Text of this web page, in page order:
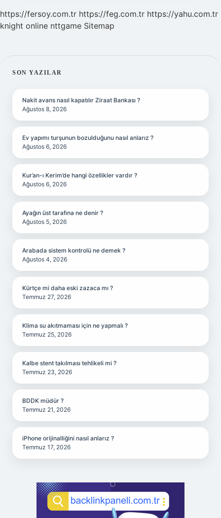
https://fersoy.com.tr https://feg.com.tr https://yahu.com.tr
knight online nttgame Sitemap
SIDEBAR
SON YAZILAR
Nakit avans nasıl kapatılır Ziraat Bankası ?
Ağustos 8, 2026
Ev yapımı turşunun bozulduğunu nasıl anlarız ?
Ağustos 6, 2026
Kur’an-ı Kerim’de hangi özellikler vardır ?
Ağustos 6, 2026
Ayağın üst tarafına ne denir ?
Ağustos 5, 2026
Arabada sistem kontrolü ne demek ?
Ağustos 4, 2026
Kürtçe mi daha eski zazaca mı ?
Temmuz 27, 2026
Klima su akıtmaması için ne yapmalı ?
Temmuz 25, 2026
Kalbe stent takılması tehlikeli mi ?
Temmuz 23, 2026
BDDK müdür ?
Temmuz 21, 2026
iPhone orijinalliğini nasıl anlarız ?
Temmuz 17, 2026